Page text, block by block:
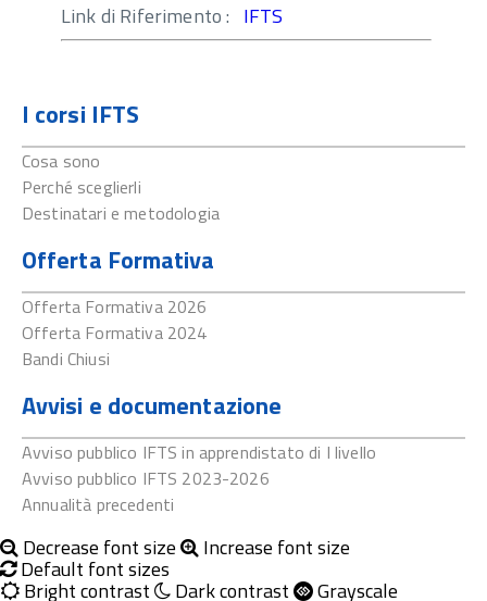
Link di Riferimento : IFTS
I corsi IFTS
Cosa sono
Perché sceglierli
Destinatari e metodologia
Offerta Formativa
Offerta Formativa 2026
Offerta Formativa 2024
Bandi Chiusi
Avvisi e documentazione
Avviso pubblico IFTS in apprendistato di I livello
Avviso pubblico IFTS 2023-2026
Annualità precedenti
Decrease font size Increase font size
Default font sizes
Bright contrast Dark contrast Grayscale